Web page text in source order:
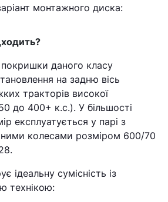
монтажного диска:
даного класу
на задню вісь
тракторів високої
до 400+ к.с.). У більшості
експлуатується у парі з
колесами розміром 600/70
ідеальну сумісність із
технікою: